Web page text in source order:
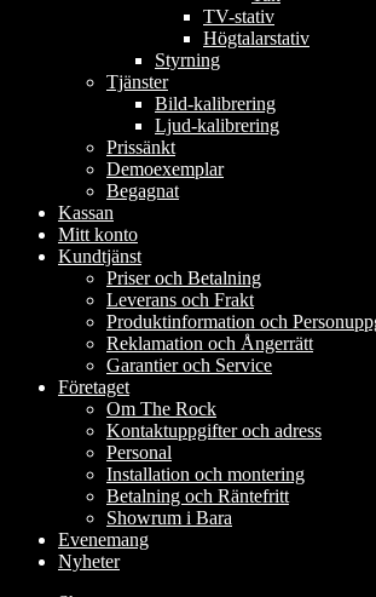
TV-stativ
Högtalarstativ
Styrning
Tjänster
Bild-kalibrering
Ljud-kalibrering
Prissänkt
Demoexemplar
Begagnat
Kassan
Mitt konto
Kundtjänst
Priser och Betalning
Leverans och Frakt
Produktinformation och
Reklamation och Ångerrätt
Garantier och Service
Företaget
Om The Rock
Kontaktuppgifter och adress
Personal
Installation och montering
Betalning och Räntefritt
Showrum i Bara
Evenemang
Nyheter